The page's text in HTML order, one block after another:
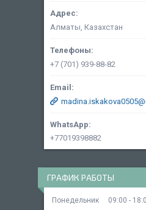
Алматы, Казахстан
+7 (701) 939-88-82
+77019398882
ГРАФИК РАБОТЫ
Понедельник 09:00